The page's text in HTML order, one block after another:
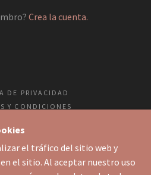
Crea la cuenta.
DE PRIVACIDAD
Y CONDICIONES
el tráfico del sitio web y
el sitio. Al aceptar nuestro uso